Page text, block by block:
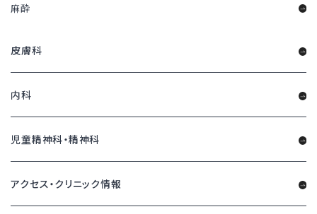
麻酔
皮膚科
内科
児童精神科・精神科
アクセス・クリニック情報